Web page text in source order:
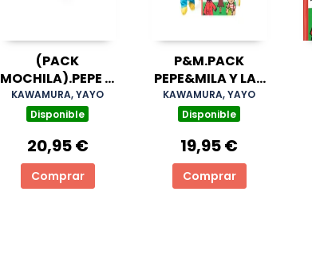
(PACK
MOCHILA).PEPE &
MILA
KAWAMURA, YAYO
Disponible
20,95 €
Comprar
P&M.PACK
PEPE&MILA Y LAS
ESTACIONES
KAWAMURA, YAYO
Disponible
19,95 €
Comprar